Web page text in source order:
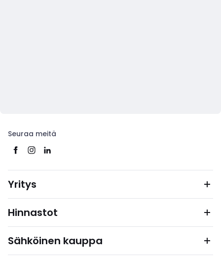
Seuraa meitä
Yritys
Hinnastot
Sähköinen kauppa